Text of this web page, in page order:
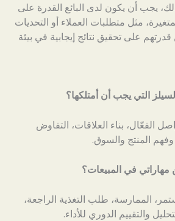
يجب أن يكون لدى البائع القدرة على
مثل متطلبات العملاء أو التحديات
على تحقيق نتائج إيجابية في بيئة
الفعّال، بناء العلاقات، التفاوض
وفهم المنتج والسوق.
الممارسة، طلب التغذية الراجعة،
والتقييم الدوري للأداء.